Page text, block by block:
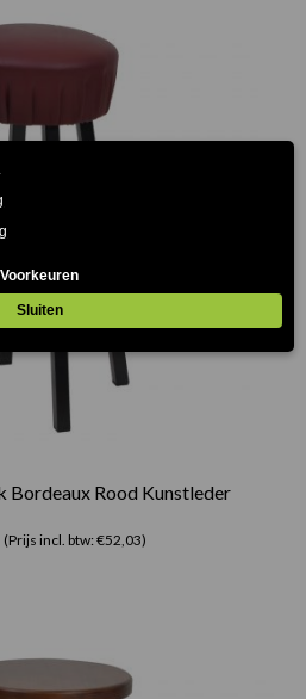
Bordeaux Rood Kunstleder
(Prijs incl. btw: €52,03)